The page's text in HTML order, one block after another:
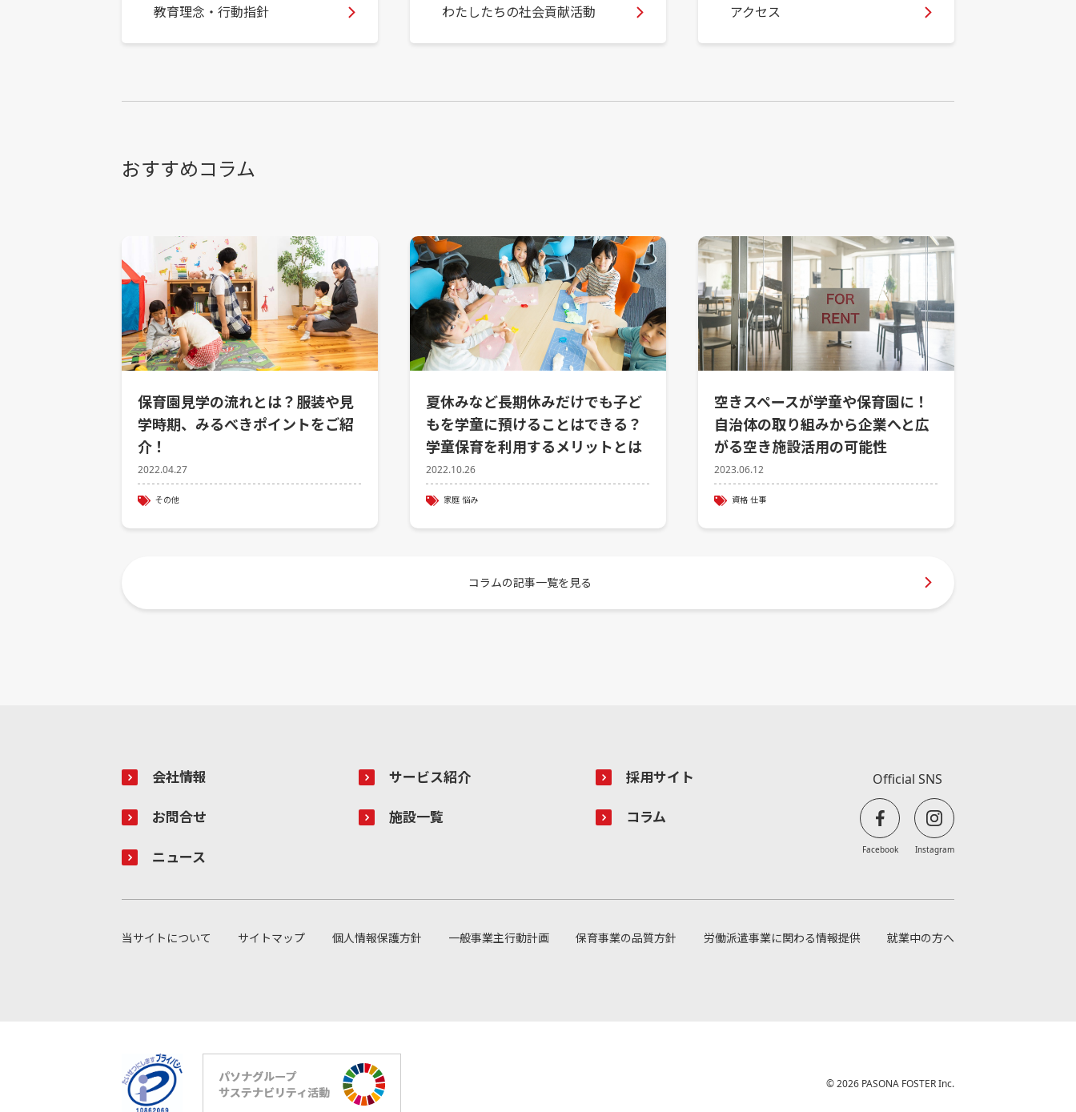
教育理念・行動指針 わたしたちの社会貢献活動 アクセス
おすすめコラム
保育園見学の流れとは？服装や見
学時期、みるべきポイントをご紹
介！
2022.04.27
その他
夏休みなど長期休みだけでも子ど
もを学童に預けることはできる？
学童保育を利用するメリットとは
2022.10.26
家庭 悩み
空きスペースが学童や保育園に！
自治体の取り組みから企業へと広
がる空き施設活用の可能性
2023.06.12
資格 仕事
コラムの記事一覧を見る
会社情報 サービス紹介 採用サイト
お問合せ 施設一覧 コラム
ニュース
Official SNS
Facebook Instagram
当サイトについて サイトマップ 個人情報保護方針 一般事業主行動計画 保育事業の品質方針 労働派遣事業に関わる情報提供 就業中の方へ
© 2026 PASONA FOSTER Inc.